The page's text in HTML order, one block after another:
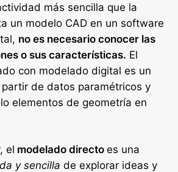
más sencilla que la
un modelo CAD en un software
no es necesario conocer las
o sus características. El
con modelado digital es un
de datos paramétricos y
elementos de geometría en
el modelado directo es una
y sencilla de explorar ideas y